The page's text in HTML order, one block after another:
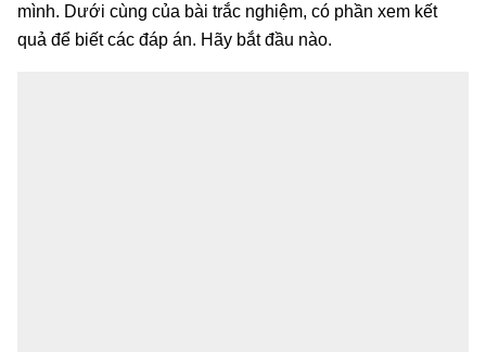
mình. Dưới cùng của bài trắc nghiệm, có phần xem kết
quả để biết các đáp án. Hãy bắt đầu nào.